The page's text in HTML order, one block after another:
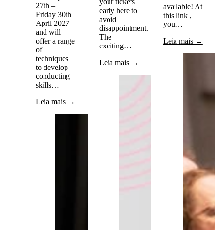
27th –
Friday 30th
April 2027
and will
offer a range
of
techniques
to develop
conducting
skills…
Leia mais →
your tickets
early here to
avoid
disappointment.
The
exciting…
Leia mais →
available! At
this link ,
you…
Leia mais →